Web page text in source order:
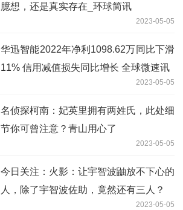
臆想，还是真实存在_环球简讯
2023-05-05
华迅智能2022年净利1098.62万同比下滑
11% 信用减值损失同比增长 全球微速讯
2023-05-05
名侦探柯南：妃英里拥有两姓氏，此处细
节你可曾注意？青山用心了
2023-05-05
今日关注：火影：让宇智波鼬放不下心的
人，除了宇智波佐助，竟然还有三人？
2023-05-05